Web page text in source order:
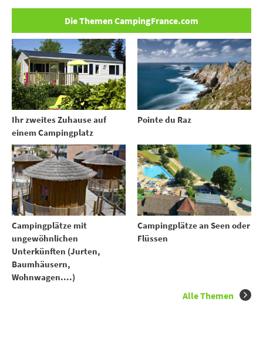
Die Themen CampingFrance.com
Ihr zweites Zuhause auf
einem Campingplatz
Pointe du Raz
Campingplätze mit
ungewöhnlichen
Unterkünften (Jurten,
Baumhäusern,
Wohnwagen....)
Campingplätze an Seen oder
Flüssen
Alle Themen